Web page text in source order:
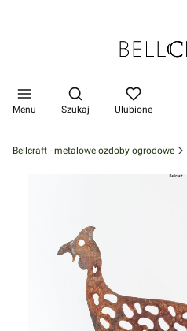
Menu
Otwórz wyszukiwarkę
Szukaj Ulubione
Bellcraft - metalowe ozdoby ogrodowe